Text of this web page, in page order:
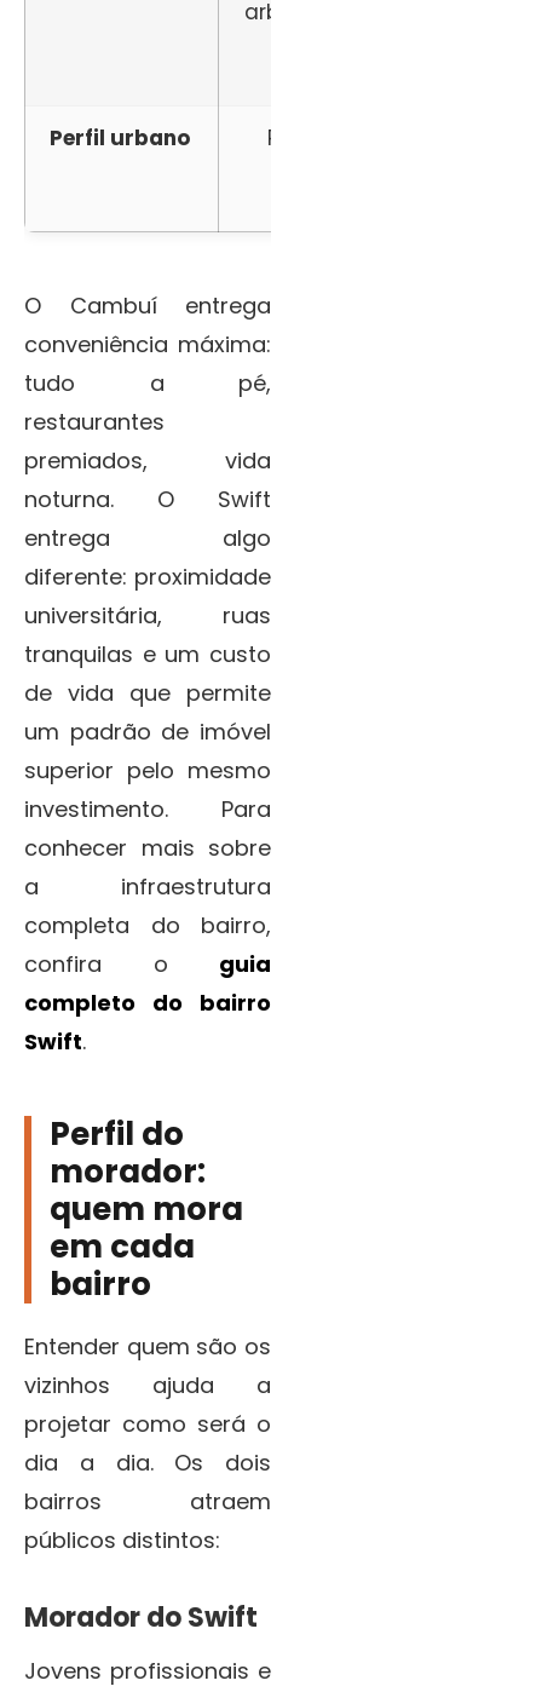
arborizada, ruas
Perfil urbano
Residencial,
O Cambuí entrega
conveniência máxima:
tudo a pé,
restaurantes
premiados, vida
noturna. O Swift
entrega algo
diferente: proximidade
universitária, ruas
tranquilas e um custo
de vida que permite
um padrão de imóvel
superior pelo mesmo
investimento. Para
conhecer mais sobre
a infraestrutura
completa do bairro,
confira o guia
completo do bairro
Swift.
Perfil do
morador:
quem mora
em cada
bairro
Entender quem são os
vizinhos ajuda a
projetar como será o
dia a dia. Os dois
bairros atraem
públicos distintos:
Morador do Swift
Jovens profissionais e